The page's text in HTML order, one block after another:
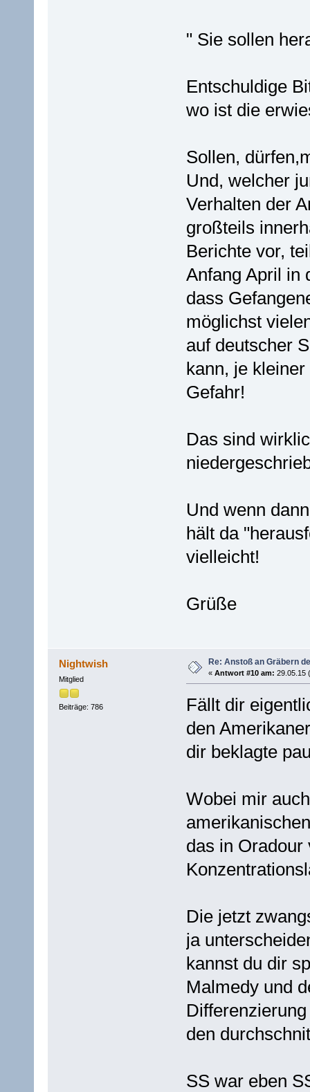
" Sie sollen
Entschuldige
wo ist die
Sollen,
Und, welcher
Verhalten der
großteils
Berichte vor,
Anfang April in
dass
möglichst
auf deutscher
kann, je
Gefahr!
Das sind
Und wenn
hält da
vielleicht!
Grüße
Nightwish
Mitglied
Beiträge: 786
Re: Anstoß an Gräbern
« Antwort #10 am: 29.05.15
Fällt dir
den
dir beklagte
Wobei mir
das in Oradour
Die jetzt
ja
kannst du dir
Malmedy und
den
SS war eben